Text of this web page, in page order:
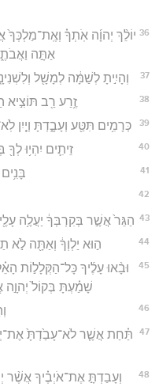
36 יוֹלֵ֨ךְ יְהוָ֜ה אֹֽתְךָ֗ וְאֶֽת־מַלְכְּךָ֙
אַתָּ֣ה
37 וְהָיִ֣יתָ לְשַׁמָּ֔ה לְמָשָׁ֖ל
38 זֶ֥רַע רַ֖ב תּוֹצִ֣יא
39 כְּרָמִ֥ים תִּטַּ֖ע וְעָבָ֑דְתָּ וְיַ֤יִן
40 זֵיתִ֛ים יִהְי֥וּ
41 בָּנִ֥ים
42
43 הַגֵּר֙ אֲשֶׁ֣ר בְּקִרְבְּךָ֔ יַעֲלֶ֥ה
44 ה֣וּא יַלְוְךָ֔ וְאַתָּ֖ה לֹ֣א
45
וּבָ֨אוּ עָלֶ֜יךָ כָּל־הַקְּלָל֣וֹת
שָׁמַ֗עְתָּ בְּקוֹל֙ יְהוָ֣ה
46
47
תַּ֗חַת אֲשֶׁ֤ר לֹא־עָבַ֙דְתָּ֙
48
וְעָבַדְתָּ֣ אֶת־אֹיְבֶ֗יךָ אֲשֶׁ֨ר